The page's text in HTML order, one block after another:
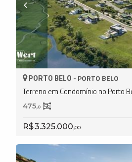
PORTO BELO - PORTO BELO
Terreno em Condomínio no Porto
475,0
R$ 3.325.000,00